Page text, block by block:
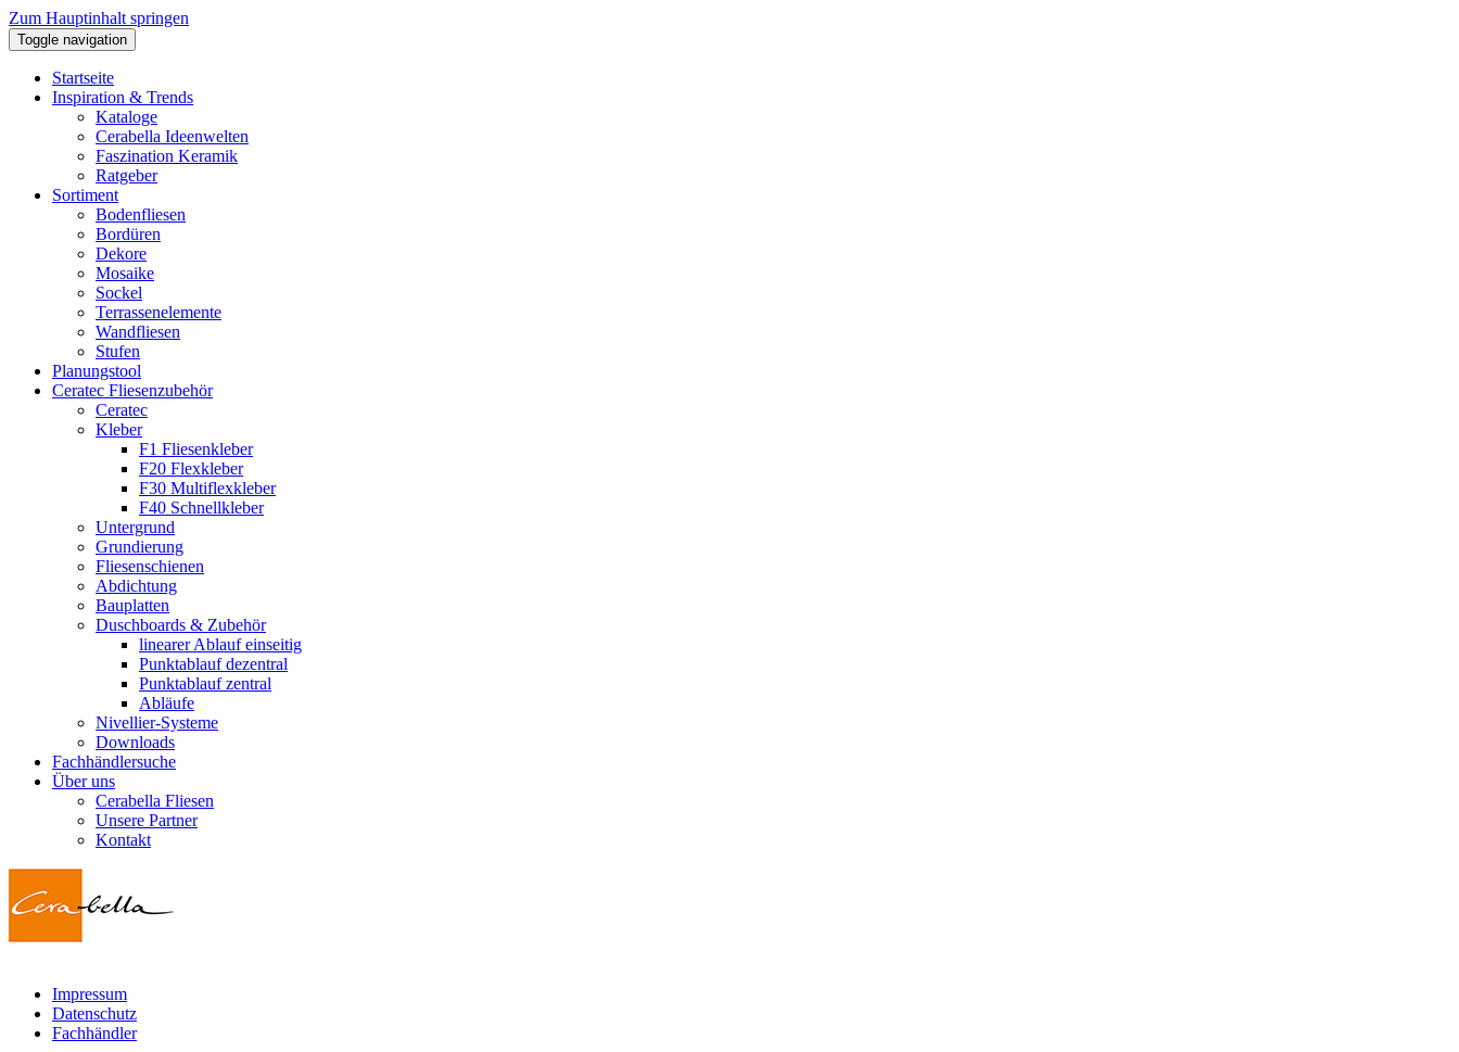
Zum Hauptinhalt springen
Toggle navigation
Startseite
Inspiration & Trends
Kataloge
Cerabella Ideenwelten
Faszination Keramik
Ratgeber
Sortiment
Bodenfliesen
Bordüren
Dekore
Mosaike
Sockel
Terrassenelemente
Wandfliesen
Stufen
Planungstool
Ceratec Fliesenzubehör
Ceratec
Kleber
F1 Fliesenkleber
F20 Flexkleber
F30 Multiflexkleber
F40 Schnellkleber
Untergrund
Grundierung
Fliesenschienen
Abdichtung
Bauplatten
Duschboards & Zubehör
linearer Ablauf einseitig
Punktablauf dezentral
Punktablauf zentral
Abläufe
Nivellier-Systeme
Downloads
Fachhändlersuche
Über uns
Cerabella Fliesen
Unsere Partner
Kontakt
Impressum
Datenschutz
Fachhändler